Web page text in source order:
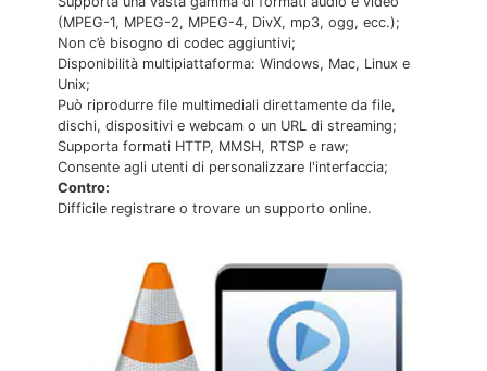
(MPEG-1, MPEG-2, MPEG-4, DivX, mp3, ogg, ecc.);
Non c’è bisogno di codec aggiuntivi;
Disponibilità multipiattaforma: Windows, Mac, Linux e
Unix;
Può riprodurre file multimediali direttamente da file,
dischi, dispositivi e webcam o un URL di streaming;
Supporta formati HTTP, MMSH, RTSP e raw;
Consente agli utenti di personalizzare l'interfaccia;
Contro:
Difficile registrare o trovare un supporto online.